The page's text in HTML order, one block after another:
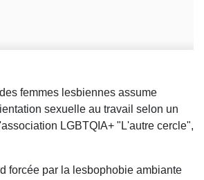
femmes lesbiennes assume
sexuelle au travail selon un
LGBTQIA+ "L'autre cercle",
forcée par la lesbophobie ambiante